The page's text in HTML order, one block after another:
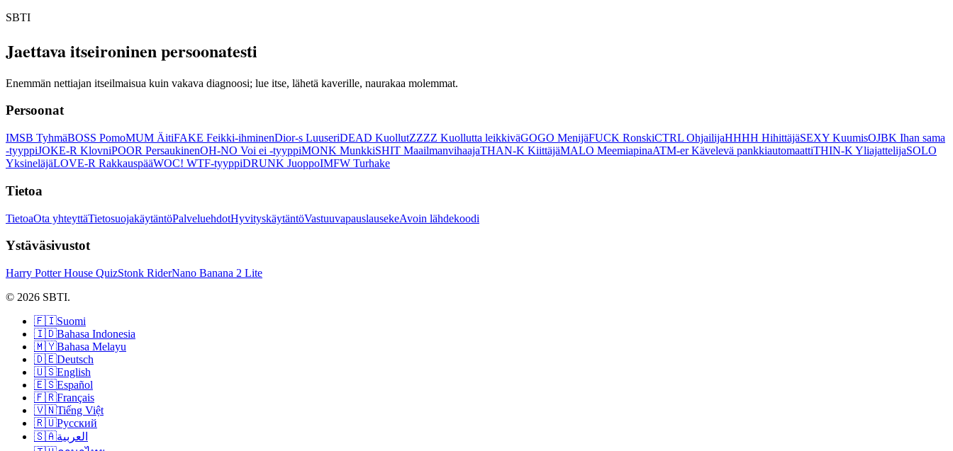
SBTI
Jaettava itseironinen persoonatesti
Enemmän nettiajan itseilmaisua kuin vakava diagnoosi; lue itse, lähetä kaverille, naurakaa molemmat.
Persoonat
IMSB TyhmäBOSS PomoMUM ÄitiFAKE Feikki-ihminenDior-s LuuseriDEAD KuollutZZZZ Kuollutta leikkiväGOGO MenijäFUCK RonskiCTRL OhjailijaHHHH HihittäjäSEXY KuumisOJBK Ihan sama
-tyyppiJOKE-R KlovniPOOR PersaukinenOH-NO Voi ei -tyyppiMONK MunkkiSHIT MaailmanvihaajaTHAN-K KiittäjäMALO MeemiapinaATM-er Kävelevä pankkiautomaattiTHIN-K YliajattelijaSOLO
YksineläjäLOVE-R RakkauspääWOC! WTF-tyyppiDRUNK JuoppoIMFW Turhake
Tietoa
TietoaOta yhteyttäTietosuojakäytäntöPalveluehdotHyvityskäytäntöVastuuvapauslausekeAvoin lähdekoodi
Ystäväsivustot
Harry Potter House QuizStonk RiderNano Banana 2 Lite
© 2026 SBTI.
🇫🇮Suomi
🇮🇩Bahasa Indonesia
🇲🇾Bahasa Melayu
🇩🇪Deutsch
🇺🇸English
🇪🇸Español
🇫🇷Français
🇻🇳Tiếng Việt
🇷🇺Русский
🇸🇦العربية